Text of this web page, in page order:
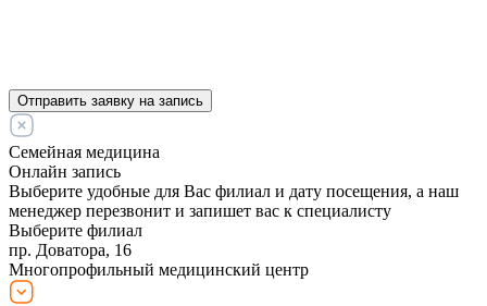
Отправить заявку на запись
Семейная медицина
Онлайн запись
Выберите удобные для Вас филиал и дату посещения, а наш
менеджер перезвонит и запишет вас к специалисту
Выберите филиал
пр. Доватора, 16
Многопрофильный медицинский центр